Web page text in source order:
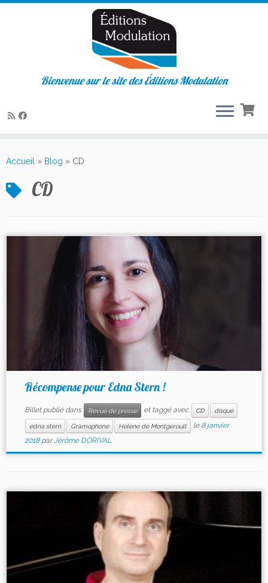
au
Bienvenue sur le site des Éditions Modulation
Accueil » Blog » CD
CD
Récompense pour Edna Stern !
Billet publié dans Revue de presse et taggé avec CD disque
edna stern Gramophone Hélène de Montgeroult le 8 janvier
2018 parJérôme DORIVAL